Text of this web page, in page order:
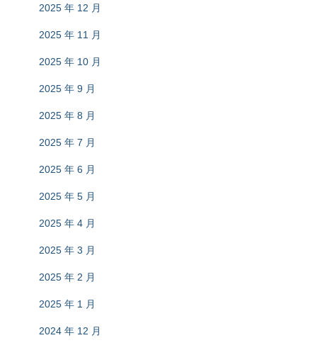
2025 年 12 月
2025 年 11 月
2025 年 10 月
2025 年 9 月
2025 年 8 月
2025 年 7 月
2025 年 6 月
2025 年 5 月
2025 年 4 月
2025 年 3 月
2025 年 2 月
2025 年 1 月
2024 年 12 月